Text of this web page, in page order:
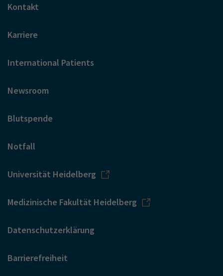
Kontakt
Karriere
International Patients
Newsroom
Blutspende
Notfall
Universität Heidelberg
Medizinische Fakultät Heidelberg
Datenschutzerklärung
Barrierefreiheit